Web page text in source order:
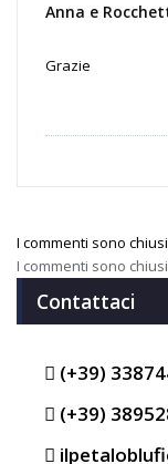
Anna e
Grazie
I commenti sono chiusi
I commenti sono chiusi
Contattaci
(+39)
(+39)